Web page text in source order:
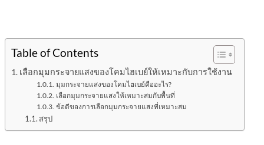
Table of Contents
เลือกมุมกระจายแสงของโคมไฮเบย์ให้เหมาะกับการใช้งาน
มุมกระจายแสงของโคมไฮเบย์คืออะไร?
เลือกมุมกระจายแสงให้เหมาะสมกับพื้นที่
ข้อดีของการเลือกมุมกระจายแสงที่เหมาะสม
สรุป